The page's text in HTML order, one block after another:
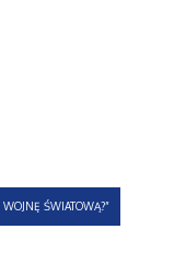
ŚWIATOWĄ?”